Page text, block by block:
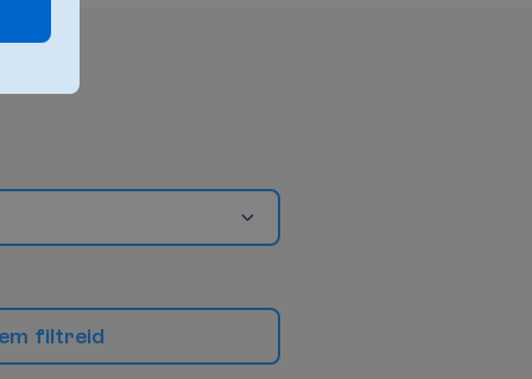
em filtreid